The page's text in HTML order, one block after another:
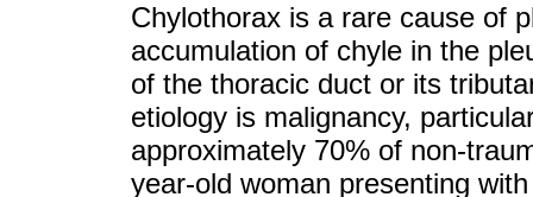
Chylothorax is a rare cause of
accumulation of chyle in the
of the thoracic duct or its
etiology is malignancy,
approximately 70% of non-
year-old woman presenting